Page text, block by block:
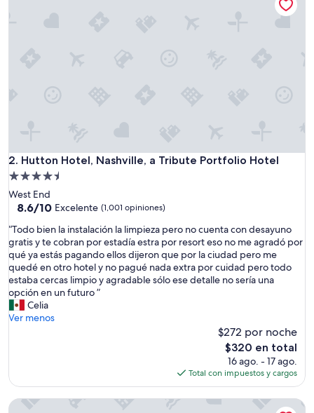
2. Hutton Hotel, Nashville, a Tribute Portfolio Hotel
Hutton Hotel, Nashville, a Tribute Portfolio Hotel
Propiedad
de
4.5
West End
8.6
10,
Excelente,
(1,001
opiniones)
8.6/10 Excelente (1,001 opiniones)
“
T
o
d
o
b
i
e
n
t
“Todo bien la instalación la limpieza pero no cuenta con desayuno
gratis y te cobran por estadía estra por resort eso no me agradó por
qué ya estás pagando ellos dijeron que por la ciudad pero me
quedé en otro hotel y no pagué nada extra por cuidad pero todo
estaba cercas limpio y agradable sólo ese detalle no sería una
opción en un futuro ”
Celia
Ver menos
$272 por noche
El
precio
actual
es
de
$320 en total
16 ago. - 17 ago.
Total con impuestos y cargos
The Guest House at Graceland